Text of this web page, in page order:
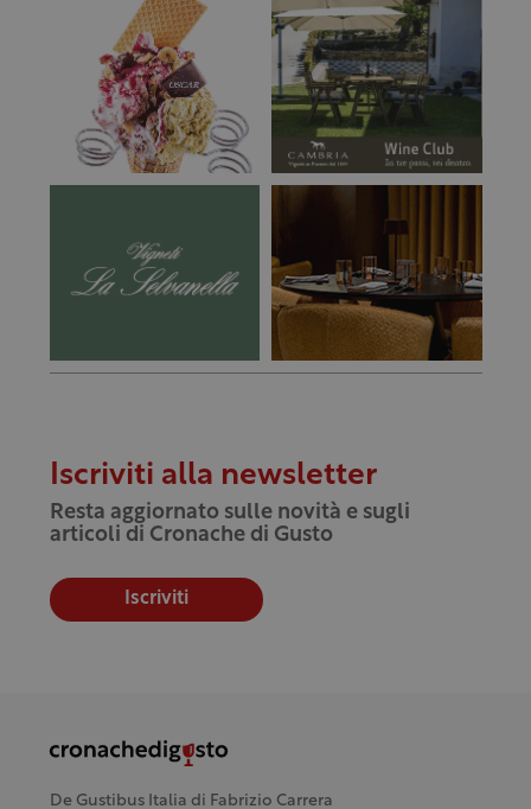
Iscriviti alla newsletter
Resta aggiornato sulle novità e sugli
articoli di Cronache di Gusto
Iscriviti
De Gustibus Italia di Fabrizio Carrera